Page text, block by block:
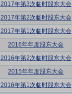
2017年第3次临时股东大会
2017年第2次临时股东大会
2017年第1次临时股东大会
2016年年度股东大会
2016年第2次临时股东大会
2015年年度股东大会
2016年第1次临时股东大会